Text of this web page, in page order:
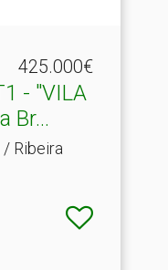
425.000€
- "VILA
Br.​..
Ribeira